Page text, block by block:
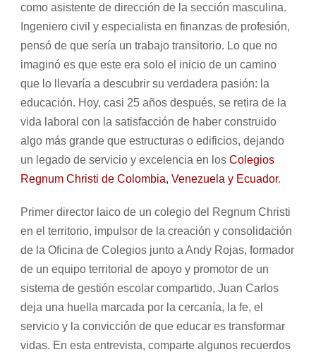
como asistente de dirección de la sección masculina.
Ingeniero civil y especialista en finanzas de profesión,
pensó de que sería un trabajo transitorio. Lo que no
imaginó es que este era solo el inicio de un camino
que lo llevaría a descubrir su verdadera pasión: la
educación. Hoy, casi 25 años después, se retira de la
vida laboral con la satisfacción de haber construido
algo más grande que estructuras o edificios, dejando
un legado de servicio y excelencia en los Colegios
Regnum Christi de Colombia, Venezuela y Ecuador.
Primer director laico de un colegio del Regnum Christi
en el territorio, impulsor de la creación y consolidación
de la Oficina de Colegios junto a Andy Rojas, formador
de un equipo territorial de apoyo y promotor de un
sistema de gestión escolar compartido, Juan Carlos
deja una huella marcada por la cercanía, la fe, el
servicio y la convicción de que educar es transformar
vidas. En esta entrevista, comparte algunos recuerdos